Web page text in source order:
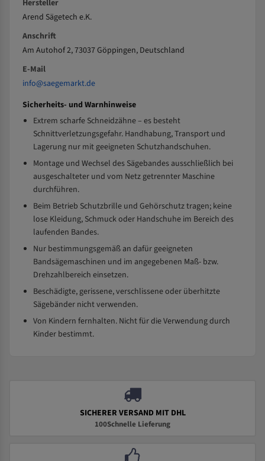
Hersteller
Arend Sägetech e.K.
Anschrift
Am Autohof 2, 73037 Göppingen, Deutschland
E-Mail
info@saegemarkt.de
Sicherheits- und Warnhinweise
Extrem scharfe Schneidzähne – es besteht
Schnittverletzungsgefahr. Handhabung, Transport und
Lagerung nur mit geeigneten Schutzhandschuhen.
Montage und Wechsel des Sägebandes ausschließlich bei
ausgeschalteter und vom Netz getrennter Maschine
durchführen.
Beim Betrieb Schutzbrille und Gehörschutz tragen; keine
lose Kleidung, Schmuck oder Handschuhe im Bereich des
laufenden Bandes.
Nur bestimmungsgemäß an dafür geeigneten
Bandsägemaschinen und im angegebenen Maß- bzw.
Drehzahlbereich einsetzen.
Beschädigte, gerissene, verschlissene oder überhitzte
Sägebänder nicht verwenden.
Von Kindern fernhalten. Nicht für die Verwendung durch
Kinder bestimmt.
SICHERER VERSAND MIT DHL
100Schnelle Lieferung